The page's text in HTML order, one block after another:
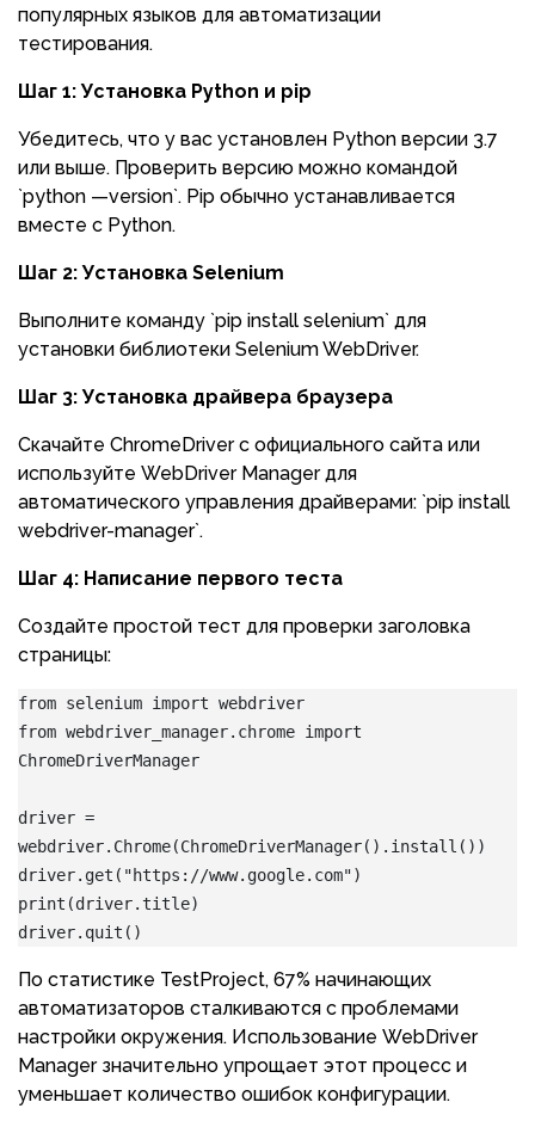
популярных языков для автоматизации
тестирования.
Шаг 1: Установка Python и pip
Убедитесь, что у вас установлен Python версии 3.7
или выше. Проверить версию можно командой
`python —version`. Pip обычно устанавливается
вместе с Python.
Шаг 2: Установка Selenium
Выполните команду `pip install selenium` для
установки библиотеки Selenium WebDriver.
Шаг 3: Установка драйвера браузера
Скачайте ChromeDriver с официального сайта или
используйте WebDriver Manager для
автоматического управления драйверами: `pip install
webdriver-manager`.
Шаг 4: Написание первого теста
Создайте простой тест для проверки заголовка
страницы:
from selenium import webdriver
from webdriver_manager.chrome import
ChromeDriverManager
driver =
webdriver.Chrome(ChromeDriverManager().install())
driver.get("https://www.google.com")
print(driver.title)
driver.quit()
По статистике TestProject, 67% начинающих
автоматизаторов сталкиваются с проблемами
настройки окружения. Использование WebDriver
Manager значительно упрощает этот процесс и
уменьшает количество ошибок конфигурации.